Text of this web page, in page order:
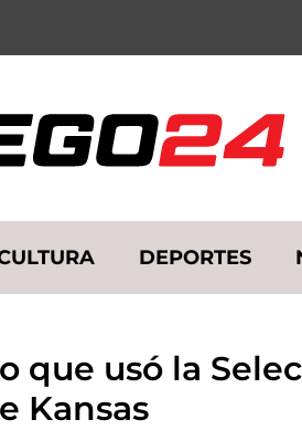
DEPORTES
que usó la
Kansas